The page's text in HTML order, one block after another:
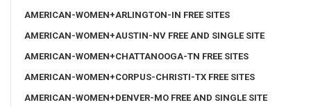
AMERICAN-WOMEN+ARLINGTON-IN FREE SITES
AMERICAN-WOMEN+AUSTIN-NV FREE AND SINGLE SITE
AMERICAN-WOMEN+CHATTANOOGA-TN FREE SITES
AMERICAN-WOMEN+CORPUS-CHRISTI-TX FREE SITES
AMERICAN-WOMEN+DENVER-MO FREE AND SINGLE SITE